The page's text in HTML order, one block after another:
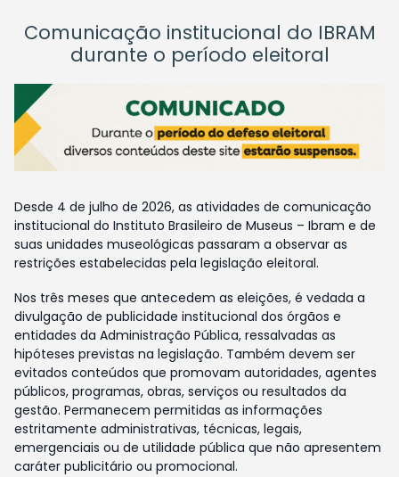
Comunicação institucional do IBRAM
durante o período eleitoral
Desde 4 de julho de 2026, as atividades de comunicação
institucional do Instituto Brasileiro de Museus – Ibram e de
suas unidades museológicas passaram a observar as
restrições estabelecidas pela legislação eleitoral.
Nos três meses que antecedem as eleições, é vedada a
divulgação de publicidade institucional dos órgãos e
entidades da Administração Pública, ressalvadas as
hipóteses previstas na legislação. Também devem ser
evitados conteúdos que promovam autoridades, agentes
públicos, programas, obras, serviços ou resultados da
gestão. Permanecem permitidas as informações
estritamente administrativas, técnicas, legais,
emergenciais ou de utilidade pública que não apresentem
caráter publicitário ou promocional.